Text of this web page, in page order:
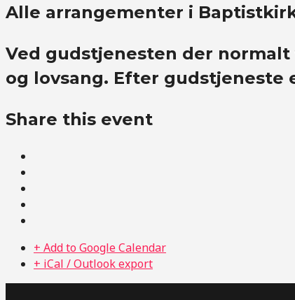
Alle arrangementer i
Ved gudstjenesten der normalt
og lovsang. Efter
Share this event
+ Add to Google Calendar
+ iCal / Outlook export